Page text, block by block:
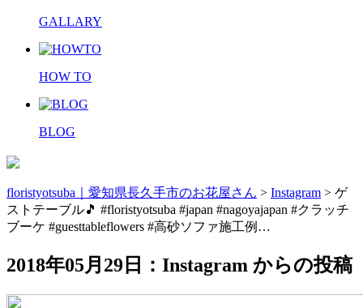
GALLARY
HOW TO
BLOG
floristyotsuba｜愛知県長久手市のお花屋さん > Instagram > ゲ
ストテーブル🎵 #floristyotsuba #japan #nagoyajapan #クラッチ
ブーケ #guesttableflowers #高砂ソファ施工例…
2018年05月29日：Instagram からの投稿